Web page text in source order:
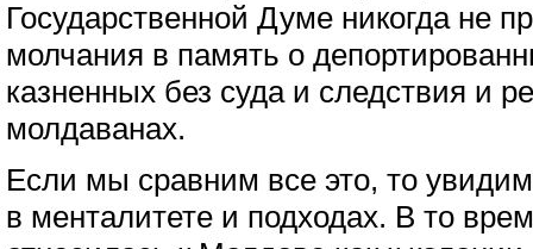
Государственной Думе никогда не
молчания в память о
казненных без суда и следствия и
молдаванах.
Если мы сравним все это, то
в менталитете и подходах. В то